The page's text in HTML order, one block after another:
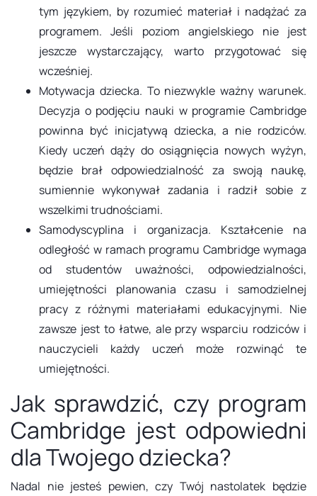
tym językiem, by rozumieć materiał i nadążać za
programem. Jeśli poziom angielskiego nie jest
jeszcze wystarczający, warto przygotować się
wcześniej.
Motywacja dziecka. To niezwykle ważny warunek.
Decyzja o podjęciu nauki w programie Cambridge
powinna być inicjatywą dziecka, a nie rodziców.
Kiedy uczeń dąży do osiągnięcia nowych wyżyn,
będzie brał odpowiedzialność za swoją naukę,
sumiennie wykonywał zadania i radził sobie z
wszelkimi trudnościami.
Samodyscyplina i organizacja. Kształcenie na
odległość w ramach programu Cambridge wymaga
od studentów uważności, odpowiedzialności,
umiejętności planowania czasu i samodzielnej
pracy z różnymi materiałami edukacyjnymi. Nie
zawsze jest to łatwe, ale przy wsparciu rodziców i
nauczycieli każdy uczeń może rozwinąć te
umiejętności.
Jak sprawdzić, czy program
Cambridge jest odpowiedni
dla Twojego dziecka?
Nadal nie jesteś pewien, czy Twój nastolatek będzie